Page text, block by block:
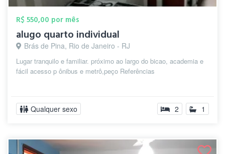
R$ 550,00 por mês
alugo quarto individual
Brás de Pina, Rio de Janeiro - RJ
Lugar tranquilo e familiar. próximo ao largo do bicao, academia e
fácil acesso p ônibus e metrô,peço Referências
Qualquer sexo 2 1